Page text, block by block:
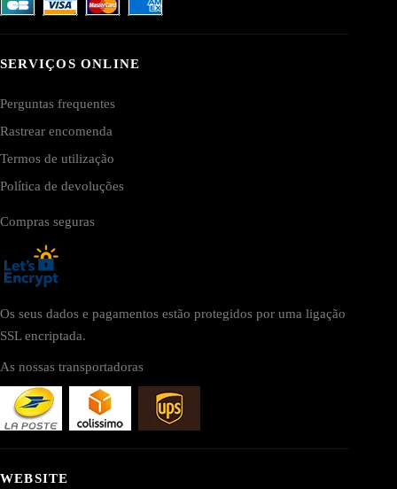
SERVIÇOS ONLINE
Perguntas frequentes
Rastrear encomenda
Termos de utilização
Política de devoluções
Compras seguras
Os seus dados e pagamentos estão protegidos por uma ligação
SSL encriptada.
As nossas transportadoras
WEBSITE